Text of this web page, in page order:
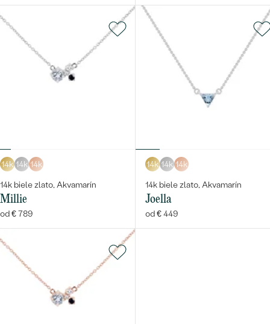
14k 14k 14k
14k biele zlato, Akvamarín
Millie
od € 789
14k 14k 14k
14k biele zlato, Akvamarín
Joella
od € 449